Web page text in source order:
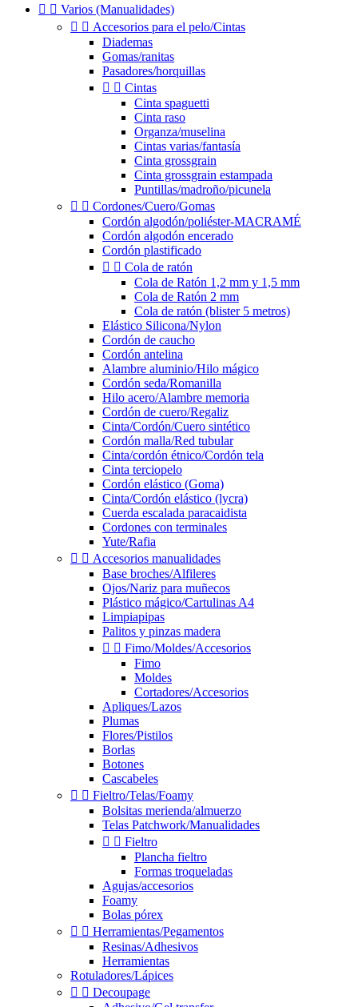
  Varios (Manualidades)
  Accesorios para el pelo/Cintas
Diademas
Gomas/ranitas
Pasadores/horquillas
  Cintas
Cinta spaguetti
Cinta raso
Organza/muselina
Cintas varias/fantasía
Cinta grossgrain
Cinta grossgrain estampada
Puntillas/madroño/picunela
  Cordones/Cuero/Gomas
Cordón algodón/poliéster-MACRAMÉ
Cordón algodón encerado
Cordón plastificado
  Cola de ratón
Cola de Ratón 1,2 mm y 1,5 mm
Cola de Ratón 2 mm
Cola de ratón (blister 5 metros)
Elástico Silicona/Nylon
Cordón de caucho
Cordón antelina
Alambre aluminio/Hilo mágico
Cordón seda/Romanilla
Hilo acero/Alambre memoria
Cordón de cuero/Regaliz
Cinta/Cordón/Cuero sintético
Cordón malla/Red tubular
Cinta/cordón étnico/Cordón tela
Cinta terciopelo
Cordón elástico (Goma)
Cinta/Cordón elástico (lycra)
Cuerda escalada paracaidista
Cordones con terminales
Yute/Rafia
  Accesorios manualidades
Base broches/Alfileres
Ojos/Nariz para muñecos
Plástico mágico/Cartulinas A4
Limpiapipas
Palitos y pinzas madera
  Fimo/Moldes/Accesorios
Fimo
Moldes
Cortadores/Accesorios
Apliques/Lazos
Plumas
Flores/Pistilos
Borlas
Botones
Cascabeles
  Fieltro/Telas/Foamy
Bolsitas merienda/almuerzo
Telas Patchwork/Manualidades
  Fieltro
Plancha fieltro
Formas troqueladas
Agujas/accesorios
Foamy
Bolas pórex
  Herramientas/Pegamentos
Resinas/Adhesivos
Herramientas
Rotuladores/Lápices
  Decoupage